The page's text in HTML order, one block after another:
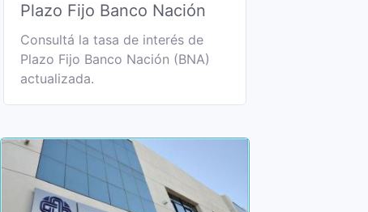
Plazo Fijo Banco Nación
Consultá la tasa de interés de
Plazo Fijo Banco Nación (BNA)
actualizada.